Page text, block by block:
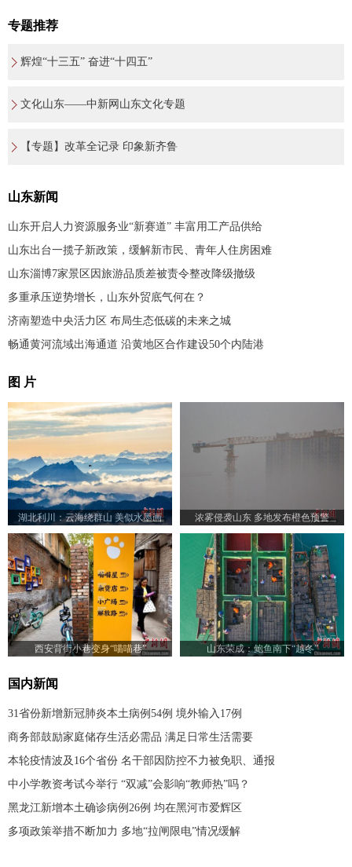
专题推荐
辉煌“十三五” 奋进“十四五”
文化山东——中新网山东文化专题
【专题】改革全记录 印象新齐鲁
山东新闻
山东开启人力资源服务业“新赛道” 丰富用工产品供给
山东出台一揽子新政策，缓解新市民、青年人住房困难
山东淄博7家景区因旅游品质差被责令整改降级撤级
多重承压逆势增长，山东外贸底气何在？
济南塑造中央活力区 布局生态低碳的未来之城
畅通黄河流域出海通道 沿黄地区合作建设50个内陆港
图 片
湖北利川：云海绕群山 美似水墨画 浓雾侵袭山东 多地发布橙色预警
西安背街小巷变身“喵喵巷” 山东荣成：鲍鱼南下“越冬”
国内新闻
31省份新增新冠肺炎本土病例54例 境外输入17例
商务部鼓励家庭储存生活必需品 满足日常生活需要
本轮疫情波及16个省份 名干部因防控不力被免职、通报
中小学教资考试今举行 “双减”会影响“教师热”吗？
黑龙江新增本土确诊病例26例 均在黑河市爱辉区
多项政策举措不断加力 多地“拉闸限电”情况缓解